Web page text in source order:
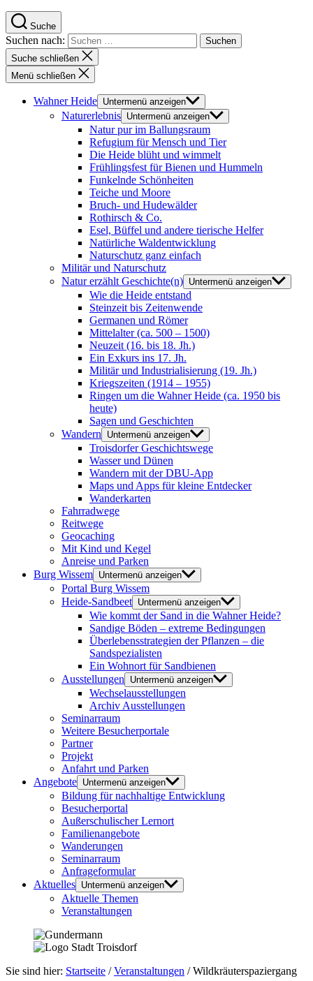
Suche
Suchen nach:
Suche schließen
Menü schließen
Wahner Heide Untermenü anzeigen
Naturerlebnis Untermenü anzeigen
Natur pur im Ballungsraum
Refugium für Mensch und Tier
Die Heide blüht und wimmelt
Frühlingsfest für Bienen und Hummeln
Funkelnde Schönheiten
Teiche und Moore
Bruch- und Hudewälder
Rothirsch & Co.
Esel, Büffel und andere tierische Helfer
Natürliche Waldentwicklung
Naturschutz ganz einfach
Militär und Naturschutz
Natur erzählt Geschichte(n) Untermenü anzeigen
Wie die Heide entstand
Steinzeit bis Zeitenwende
Germanen und Römer
Mittelalter (ca. 500 – 1500)
Neuzeit (16. bis 18. Jh.)
Ein Exkurs ins 17. Jh.
Militär und Industrialisierung (19. Jh.)
Kriegszeiten (1914 – 1955)
Ringen um die Wahner Heide (ca. 1950 bis
heute)
Sagen und Geschichten
Wandern
Untermenü anzeigen
Troisdorfer Geschichtswege
Wasser und Dünen
Wandern mit der DBU-App
Maps und Apps für kleine Entdecker
Wanderkarten
Fahrradwege
Reitwege
Geocaching
Mit Kind und Kegel
Anreise und Parken
Burg Wissem Untermenü anzeigen
Portal Burg Wissem
Heide-Sandbeet Untermenü anzeigen
Wie kommt der Sand in die Wahner Heide?
Sandige Böden – extreme Bedingungen
Überlebensstrategien der Pflanzen – die
Sandspezialisten
Ein Wohnort für Sandbienen
Ausstellungen
Untermenü anzeigen
Wechselausstellungen
Archiv Ausstellungen
Seminarraum
Weitere Besucherportale
Partner
Projekt
Anfahrt und Parken
Angebote Untermenü anzeigen
Bildung für nachhaltige Entwicklung
Besucherportal
Außerschulischer Lernort
Familienangebote
Wanderungen
Seminarraum
Anfrageformular
Aktuelles Untermenü anzeigen
Aktuelle Themen
Veranstaltungen
Sie sind hier: Startseite /Veranstaltungen /Wildkräuterspaziergang